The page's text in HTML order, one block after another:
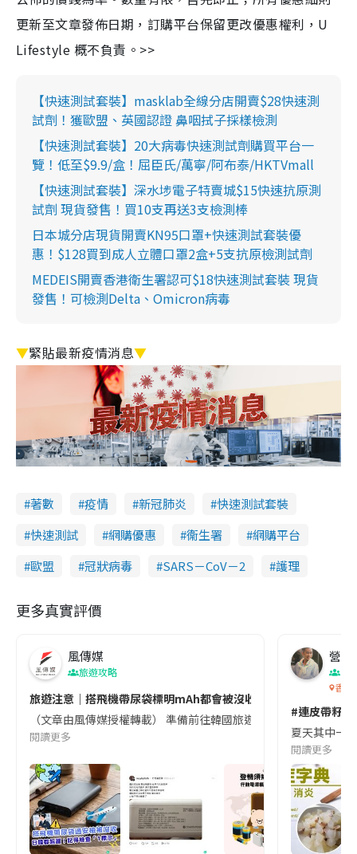
更新至文章發佈日期，訂購平台保留更改優惠權利，U
Lifestyle 概不負責。>>
【快速測試套裝】masklab全線分店開賣$28快速測
試劑！獲歐盟、英國認證 鼻咽拭子採樣檢測
【快速測試套裝】20大病毒快速測試劑購買平台一
覽！低至$9.9/盒！屈臣氏/萬寧/阿布泰/HKTVmall
【快速測試套裝】深水埗電子特賣城$15快速抗原測
試劑 現貨發售！買10支再送3支檢測棒
日本城分店現貨開賣KN95口罩+快速測試套裝優
惠！$128買到成人立體口罩2盒+5支抗原檢測試劑
MEDEIS開賣香港衛生署認可$18快速測試套裝 現貨
發售！可檢測Delta、Omicron病毒
▼緊貼最新疫情消息▼
著數 疫情 新冠肺炎
快速測試套裝
快速測試
網購優惠 衞生署
網購平台
歐盟
冠狀病毒 SARS－CoV－2 護理
更多真實評價
風傳媒
旅遊攻略
旅遊注意｜搭飛機帶尿袋標明mAh都會被沒收😱出發前切記檢查
（文章由風傳媒授權轉載） 準備前往韓國旅遊的民眾，近期要
閱讀更多
營養
香港
#連皮帶籽
夏天其中一
閱讀更多